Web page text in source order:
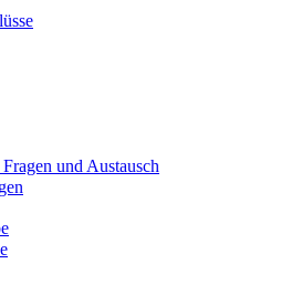
und Austausch